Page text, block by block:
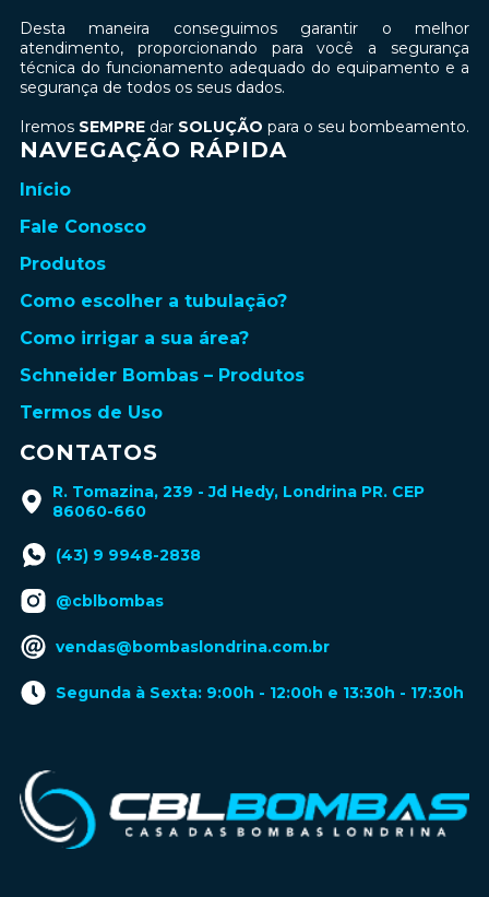
Desta maneira conseguimos garantir o melhor
atendimento, proporcionando para você a segurança
técnica do funcionamento adequado do equipamento e a
segurança de todos os seus dados.
Iremos SEMPRE dar SOLUÇÃO para o seu bombeamento.
NAVEGAÇÃO RÁPIDA
Início
Fale Conosco
Produtos
Como escolher a tubulação?
Como irrigar a sua área?
Schneider Bombas – Produtos
Termos de Uso
CONTATOS
R. Tomazina, 239 - Jd Hedy, Londrina PR. CEP
86060-660
(43) 9 9948-2838
@cblbombas
vendas@bombaslondrina.com.br
Segunda à Sexta: 9:00h - 12:00h e 13:30h - 17:30h